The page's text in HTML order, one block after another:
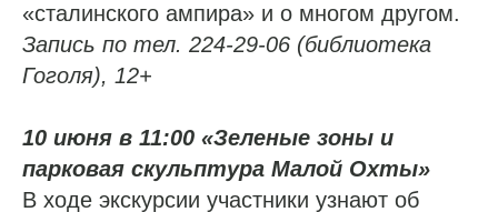
«сталинского ампира» и о многом другом.
Запись по тел. 224-29-06 (библиотека
Гоголя), 12+
10 июня в 11:00 «Зеленые зоны и
парковая скульптура Малой Охты»
В ходе экскурсии участники узнают об